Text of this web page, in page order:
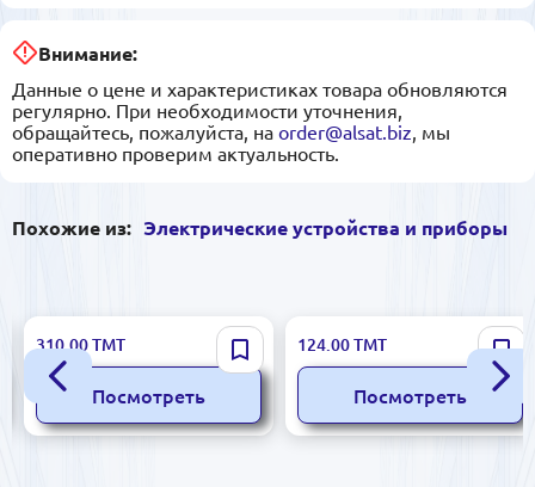
Внимание:
Данные о цене и характеристиках товара обновляются
регулярно. При необходимости уточнения,
обращайтесь, пожалуйста, на order@alsat.biz , мы
оперативно проверим актуальность.
Похожие из: Электрические устройства и приборы
GLORIUS TGB-8-108 |
Концевой выключатель 5A
250В AC
310.00ТМТ
Посмотреть
PEDAŞ E27 MAX 2X26 Вт |
LED светильник с датчиком
движения
энергосберегающий
124.00ТМТ
Посмотреть